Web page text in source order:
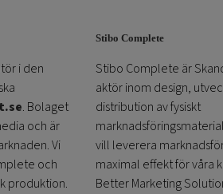
i den
. Bolaget
och är
Vi
och
produktion.
Stibo Complete
Stibo Complete är
aktör inom design,
distribution av fysiskt
vill leverera
maximal effekt för våra
Better Marketing